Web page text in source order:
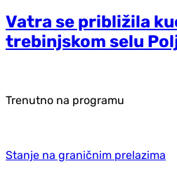
Vatra se približila
trebinjskom selu
Trenutno na programu
Stanje na graničnim prelazima